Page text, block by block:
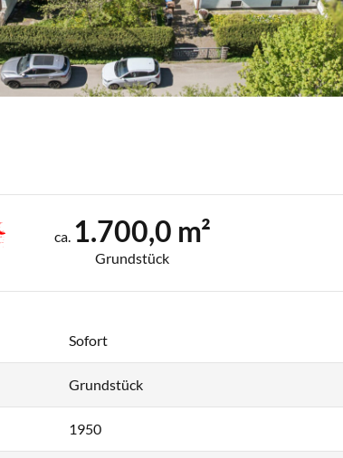
ca. 1.700,0 m²
Grundstück
Sofort
Grundstück
1950